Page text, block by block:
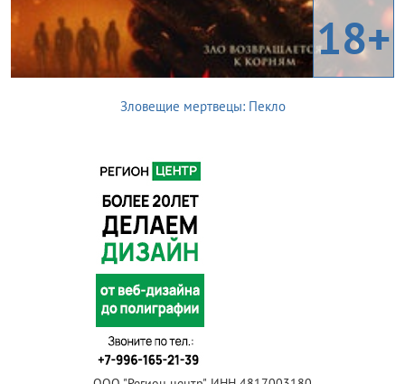
18+
Зловещие мертвецы: Пекло